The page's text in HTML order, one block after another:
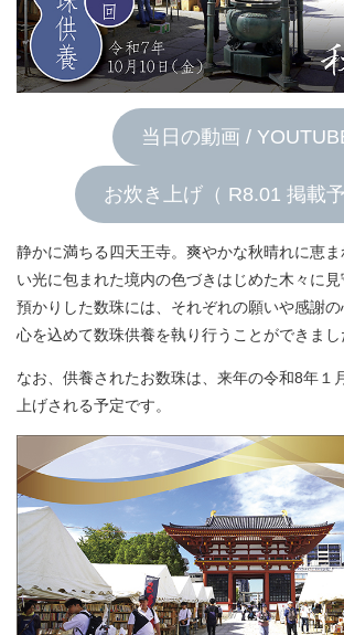
当日の動画 /
お炊き上げ（ R8.01 掲載予
静かに満ちる四天王寺。爽やかな秋晴れに恵
い光に包まれた境内の色づきはじめた木々に
預かりした数珠には、それぞれの願いや感謝
心を込めて数珠供養を執り行うことができまし
なお、供養されたお数珠は、来年の令和8年１
上げされる予定です。